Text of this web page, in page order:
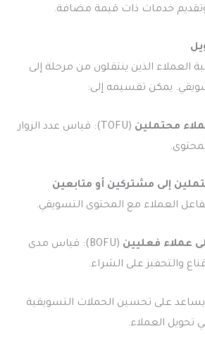
وتقديم خدمات ذات قيمة مضافة.
العملاء الذين ينتقلون من مرحلة إلى
يمكن تقسيمه إلى:
محتملين
(TOFU): قياس عدد الزوار
إلى مشتركين أو متابعين
عملاء فعليين
(BOFU): قياس مدى
والتحفيز على الشراء.
على تحسين الحملات التسويقية
تحويل العملاء.